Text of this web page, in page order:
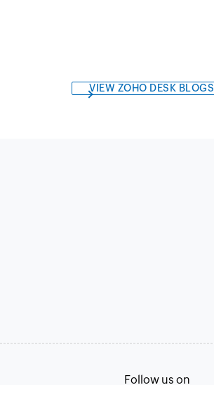
VIEW ZOHO DESK BLOGS
Follow us on